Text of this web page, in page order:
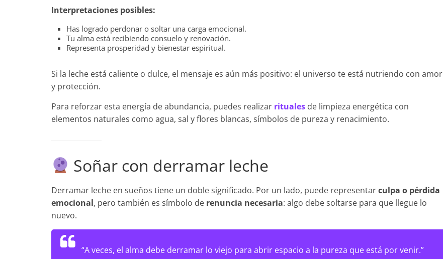
Interpretaciones posibles:
Has logrado perdonar o soltar una carga emocional.
Tu alma está recibiendo consuelo y renovación.
Representa prosperidad y bienestar espiritual.
Si la leche está caliente o dulce, el mensaje es aún más positivo: el universo te está nutriendo con amor
y protección.
Para reforzar esta energía de abundancia, puedes realizar rituales de limpieza energética con
elementos naturales como agua, sal y flores blancas, símbolos de pureza y renacimiento.
Soñar con derramar leche
Derramar leche en sueños tiene un doble significado. Por un lado, puede representarculpa o pérdida
emocional, pero también es símbolo de renuncia necesaria: algo debe soltarse para que llegue lo
nuevo.
“A veces, el alma debe derramar lo viejo para abrir espacio a la pureza que está por venir.”